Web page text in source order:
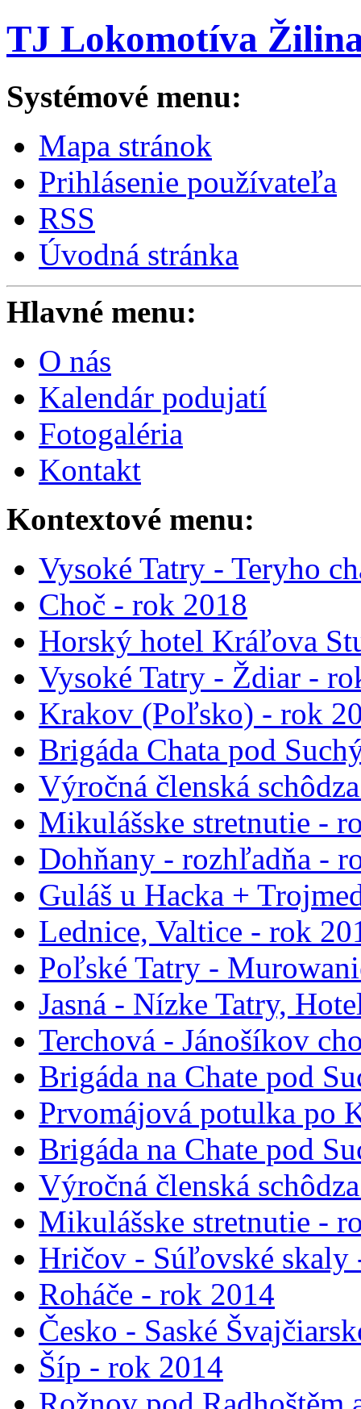
TJ Lokomotíva
Systémové menu:
Mapa stránok
Prihlásenie používateľa
RSS
Úvodná stránka
Hlavné menu:
O nás
Kalendár podujatí
Fotogaléria
Kontakt
Kontextové menu:
Vysoké Tatry - Teryho
Choč - rok 2018
Horský hotel Kráľova
Vysoké Tatry - Ždiar -
Krakov (Poľsko) - rok
Brigáda Chata pod
Výročná členská
Mikulášske stretnutie -
Dohňany - rozhľadňa -
Guláš u Hacka +
Lednice, Valtice - rok
Poľské Tatry -
Jasná - Nízke Tatry,
Terchová - Jánošíkov
Brigáda na Chate pod
Prvomájová potulka po
Brigáda na Chate pod
Výročná členská
Mikulášske stretnutie -
Hričov - Súľovské skaly
Roháče - rok 2014
Česko - Saské
Šíp - rok 2014